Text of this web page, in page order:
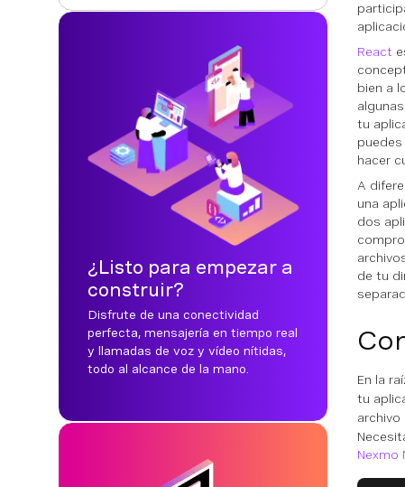
¿Listo para empezar a
construir?
Disfrute de una conectividad
perfecta, mensajería en tiempo real
y llamadas de voz y vídeo nítidas,
todo al alcance de la mano.
React
bien a
tu
hacer
A
una
dos
de tu
En la
tu
archivo
Nexmo